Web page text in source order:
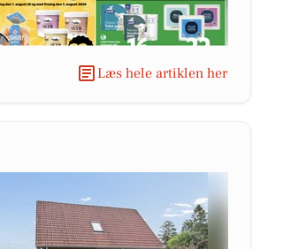
Læs hele artiklen her